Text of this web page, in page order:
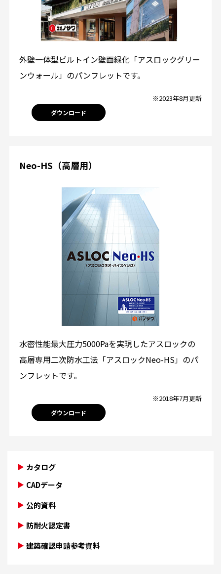
外壁一体型ビルトイン壁面緑化「アスロックグリー
ンウォール」のパンフレットです。
※2023年8月更新
ダウンロード
Neo-HS（高層用）
水密性能最大圧力5000Paを実現したアスロックの
高層専用二次防水工法「アスロックNeo-HS」のパ
ンフレットです。
※2018年7月更新
ダウンロード
カタログ
CADデータ
公的資料
防耐火認定書
建築確認申請参考資料